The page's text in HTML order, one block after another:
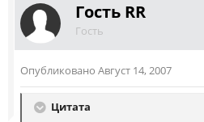
Гость RR
Гость
Опубликовано Август 14, 2007
Цитата